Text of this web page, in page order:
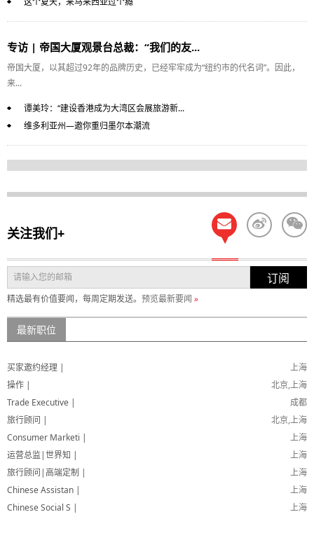
专访 | 帝国大厦观景台总裁：“我们的友...
帝国大厦，以其超过92年的品牌历史，已经牢牢成为“纽约市的代名词”。因此，
来...
谭美玲：“建设香港成为大湾区会展旅游新...
维多利亚州—邀你重归墨尔本潮流
关注我们+
订阅
精选最有价值要闻，每周定期发送。 预览最新要闻 »
最新职位
上海
买家邀约经理 |
北京,上海
操作 |
成都
Trade Executive |
北京,上海
旅行顾问 |
上海
Consumer Marketi |
上海
运营总监|世界知 |
上海
旅行顾问|高端定制 |
上海
Chinese Assistan |
上海
Chinese Social S |